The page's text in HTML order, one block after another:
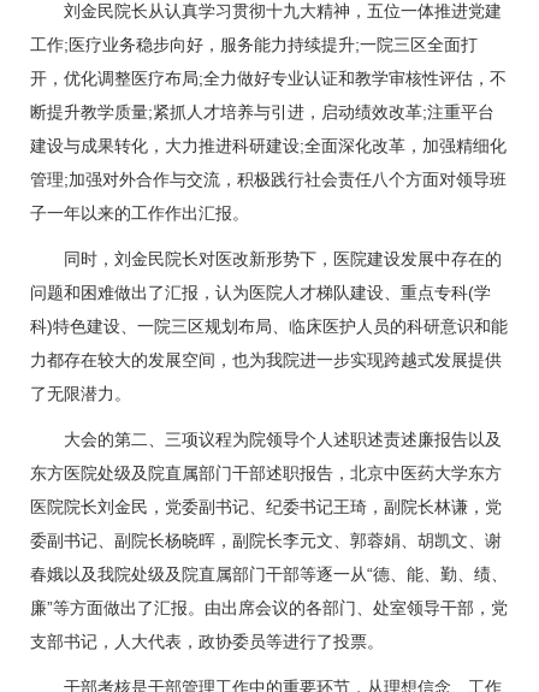
刘金民院长从认真学习贯彻十九大精神，五位一体推进党建
工作;医疗业务稳步向好，服务能力持续提升;一院三区全面打
开，优化调整医疗布局;全力做好专业认证和教学审核性评估，不
断提升教学质量;紧抓人才培养与引进，启动绩效改革;注重平台
建设与成果转化，大力推进科研建设;全面深化改革，加强精细化
管理;加强对外合作与交流，积极践行社会责任八个方面对领导班
子一年以来的工作作出汇报。
同时， 刘金民院长对医改新形势下，医院建设发展中存在的
问题和困难做出了汇报，认为医院人才梯队建设、重点专科(学
科)特色建设、一院三区规划布局、临床医护人员的科研意识和能
力都存在较大的发展空间，也为我院进一步实现跨越式发展提供
了无限潜力。
大会的第二、三项议程为院领导个人述职述责述廉报告以及
东方医院处级及院直属部门干部述职报告，北京中医药大学东方
医院院长刘金民 ，党委副书记、纪委书记王琦 ，副院长林谦 ，党
委副书记、副院长杨晓晖 ，副院长李元文 郭蓉娟 胡凯文 、谢
春娥以及我院处级及院直属部门干部等逐一从“德、能、勤、绩、
廉”等方面做出了汇报。由出席会议的各部门、处室领导干部，党
支部书记，人大代表，政协委员等进行了投票。
干部考核是干部管理工作中的重要环节，从理想信念、工作